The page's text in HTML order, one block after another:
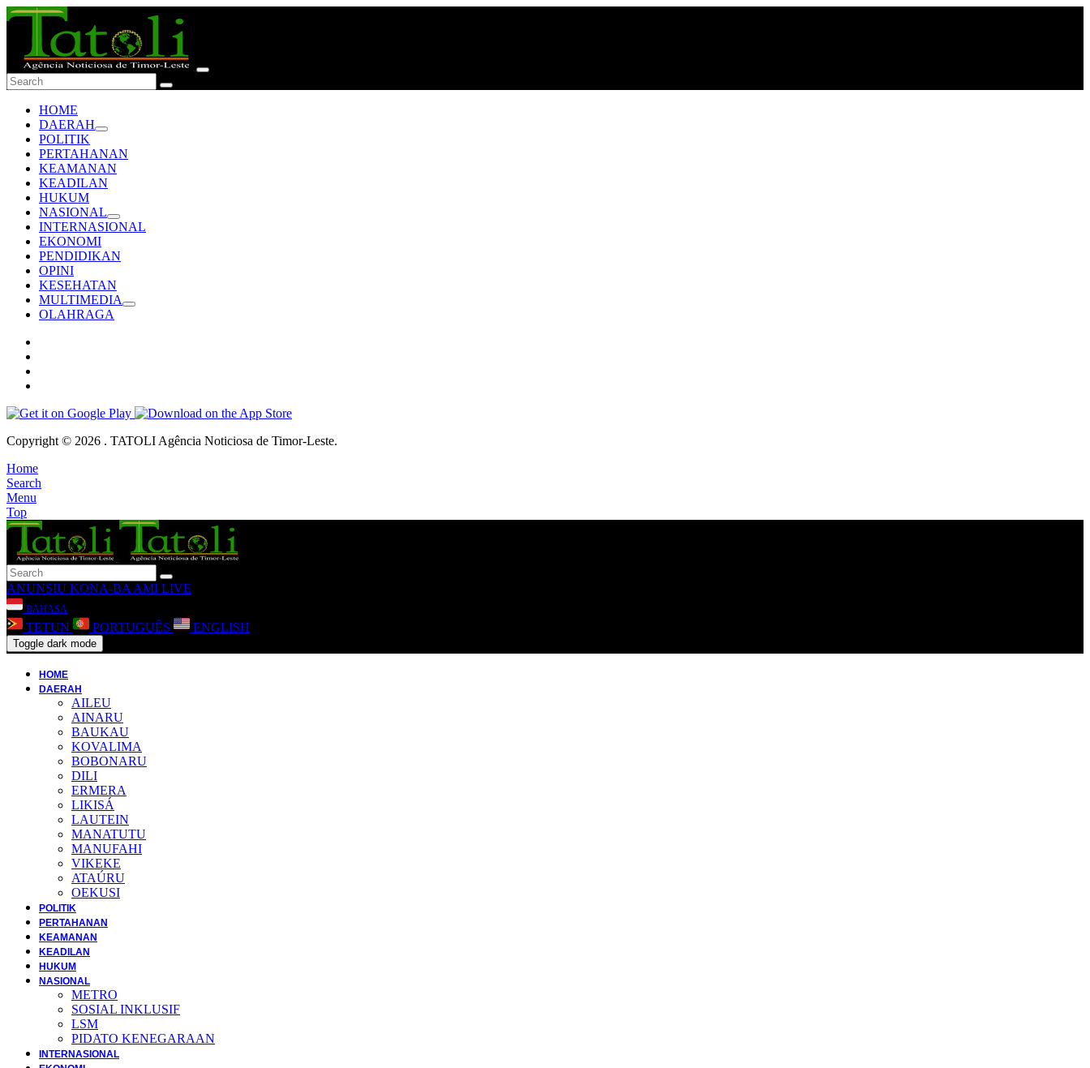
HOME
DAERAH
POLITIK
PERTAHANAN
KEAMANAN
KEADILAN
HUKUM
NASIONAL
INTERNASIONAL
EKONOMI
PENDIDIKAN
OPINI
KESEHATAN
MULTIMEDIA
OLAHRAGA
Copyright © 2026 . TATOLI Agência Noticiosa de Timor-Leste.
Home
Search
Menu
Top
ANUNSIU KONA-BA AMI LIVE
BAHASA
TETUN PORTUGUÊS ENGLISH
Toggle dark mode
HOME
DAERAH
AILEU
AINARU
BAUKAU
KOVALIMA
BOBONARU
DILI
ERMERA
LIKISÁ
LAUTEIN
MANATUTU
MANUFAHI
VIKEKE
ATAÚRU
OEKUSI
POLITIK
PERTAHANAN
KEAMANAN
KEADILAN
HUKUM
NASIONAL
METRO
SOSIAL INKLUSIF
LSM
PIDATO KENEGARAAN
INTERNASIONAL